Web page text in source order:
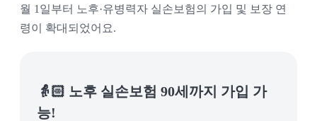
월 1일부터 노후·유병력자 실손보험의 가입 및 보장 연
령이 확대되었어요.
👵🏻 노후 실손보험 90세까지 가입 가
능!